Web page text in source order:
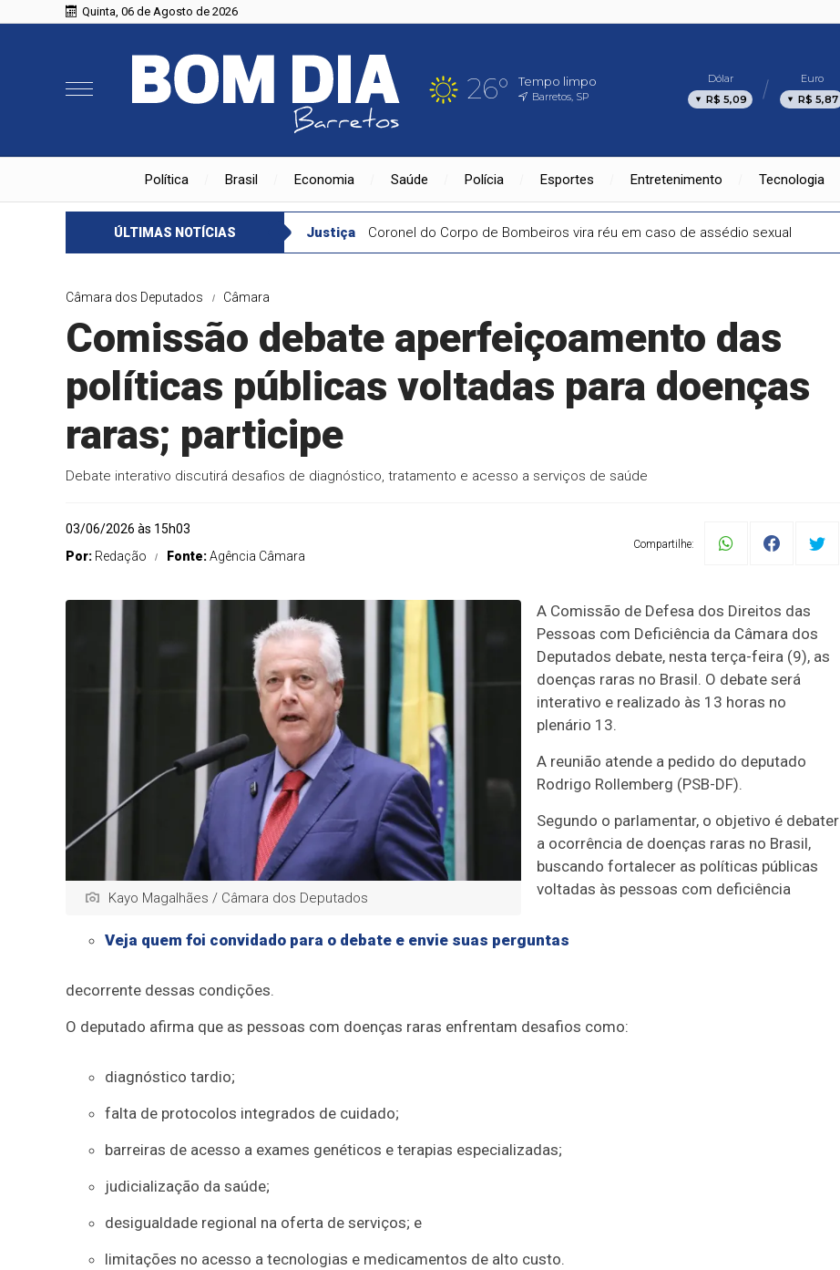
Quinta, 06 de Agosto de 2026
26° Tempo limpo
Barretos, SP
Dólar
R$ 5,09
Euro
R$ 5,87
Política Brasil Economia Saúde Polícia Esportes Entretenimento Tecnologia
ÚLTIMAS NOTÍCIAS Justiça Coronel do Corpo de Bombeiros vira réu em caso de assédio sexual
Câmara dos Deputados Câmara
Comissão debate aperfeiçoamento das
políticas públicas voltadas para doenças
raras; participe
Debate interativo discutirá desafios de diagnóstico, tratamento e acesso a serviços de saúde
03/06/2026 às 15h03
Por: Redação Fonte:Agência Câmara
Compartilhe:
Kayo Magalhães / Câmara dos Deputados
A Comissão de Defesa dos Direitos das
Pessoas com Deficiência da Câmara dos
Deputados debate, nesta terça-feira (9), as
doenças raras no Brasil. O debate será
interativo e realizado às 13 horas no
plenário 13.
Veja quem foi convidado para o debate e envie suas perguntas
A reunião atende a pedido do deputado
Rodrigo Rollemberg (PSB-DF).
Segundo o parlamentar, o objetivo é debater
a ocorrência de doenças raras no Brasil,
buscando fortalecer as políticas públicas
voltadas às pessoas com deficiência
decorrente dessas condições.
O deputado afirma que as pessoas com doenças raras enfrentam desafios como:
diagnóstico tardio;
falta de protocolos integrados de cuidado;
barreiras de acesso a exames genéticos e terapias especializadas;
judicialização da saúde;
desigualdade regional na oferta de serviços; e
limitações no acesso a tecnologias e medicamentos de alto custo.